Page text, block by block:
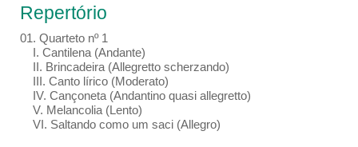
Repertório
01. Quarteto nº 1
I. Cantilena (Andante)
II. Brincadeira (Allegretto scherzando)
III. Canto lírico (Moderato)
IV. Cançoneta (Andantino quasi allegretto)
V. Melancolia (Lento)
VI. Saltando como um saci (Allegro)